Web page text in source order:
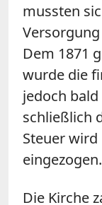
mussten
Dem 1871
wurde die
jedoch
schließlich
Steuer
eingezogen.
Die Kirche